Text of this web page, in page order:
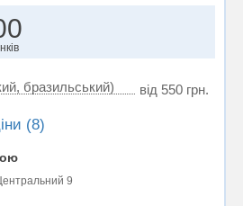
бразильський) від 550 грн.
(8)
9